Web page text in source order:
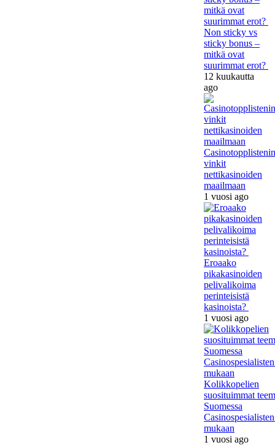
Non sticky vs
sticky bonus –
mitkä ovat
suurimmat erot?
12 kuukautta
ago
Casinotopplistenin
vinkit
nettikasinoiden
maailmaan
1 vuosi ago
Eroaako
pikakasinoiden
pelivalikoima
perinteisistä
kasinoista?
1 vuosi ago
Kolikkopelien
suosituimmat
Suomessa
mukaan
1 vuosi ago